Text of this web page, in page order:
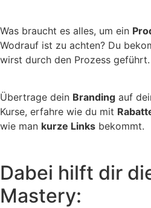
Was braucht es alles, um ein
Wodrauf ist zu achten? Du
wirst durch den Prozess geführt.
Übertrage dein Branding auf
Kurse, erfahre wie du mit
wie man kurze Links bekommt.
Dabei hilft dir
Mastery: